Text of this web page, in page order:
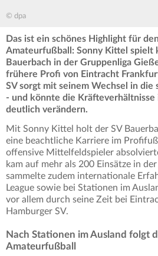
© dpa
Das ist ein schönes Highlight für
Amateurfußball: Sonny Kittel spielt
Bauerbach in der Gruppenliga
frühere Profi von Eintracht
SV sorgt mit seinem Wechsel in die
- und könnte die Kräfteverhältnisse
deutlich verändern.
Mit Sonny Kittel holt der SV
eine beachtliche Karriere im
offensive Mittelfeldspieler
kam auf mehr als 200 Einsätze in
sammelte zudem internationale
League sowie bei Stationen im
vor allem durch seine Zeit bei
Hamburger SV.
Nach Stationen im Ausland folgt
Amateurfußball